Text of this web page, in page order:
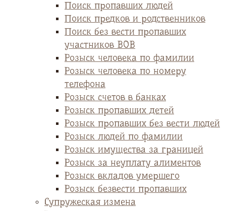
Поиск пропавших людей
Поиск предков и родственников
Поиск без вести пропавших
участников ВОВ
Розыск человека по фамилии
Розыск человека по номеру
телефона
Розыск счетов в банках
Розыск пропавших детей
Розыск пропавших без вести людей
Розыск людей по фамилии
Розыск имущества за границей
Розыск за неуплату алиментов
Розыск вкладов умершего
Розыск безвести пропавших
Супружеская измена